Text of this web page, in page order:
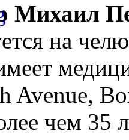
Михаил
на
Avenue,
чем 35